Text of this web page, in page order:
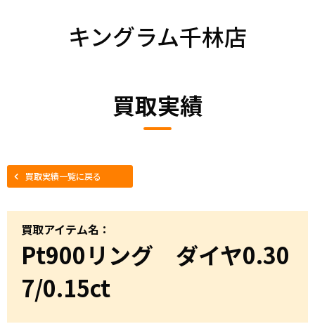
キングラム千林店
買取実績
買取実績一覧に戻る
買取アイテム名：
Pt900リング ダイヤ0.30
7/0.15ct